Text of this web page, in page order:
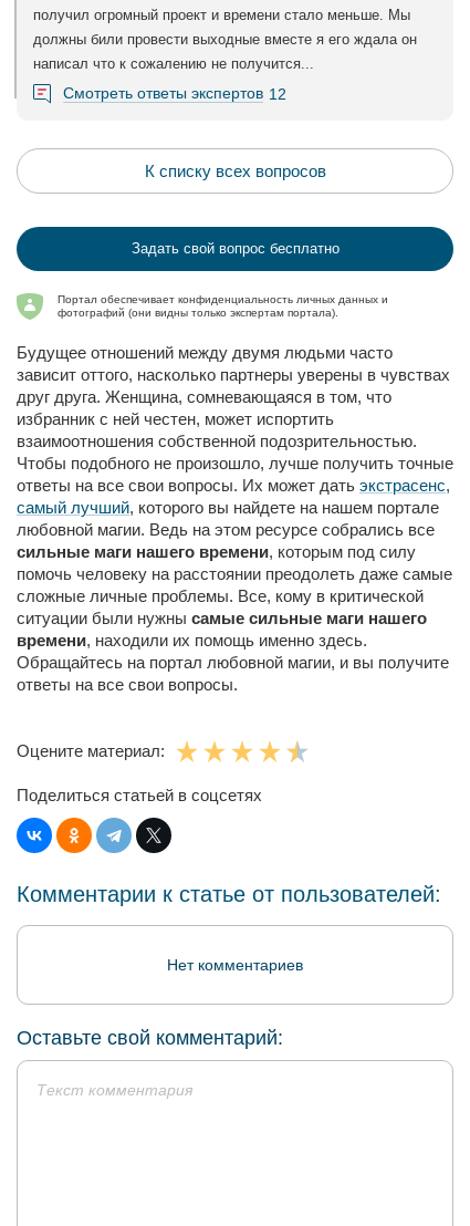
получил огромный проект и времени стало меньше. Мы
должны били провести выходные вместе я его ждала он
написал что к сожалению не получится...
Смотреть ответы экспертов 12
К списку всех вопросов
Задать свой вопрос бесплатно
Портал обеспечивает конфиденциальность личных данных и
фотографий (они видны только экспертам портала).
Будущее отношений между двумя людьми часто
зависит оттого, насколько партнеры уверены в чувствах
друг друга. Женщина, сомневающаяся в том, что
избранник с ней честен, может испортить
взаимоотношения собственной подозрительностью.
Чтобы подобного не произошло, лучше получить точные
ответы на все свои вопросы. Их может дать экстрасенс,
самый лучший, которого вы найдете на нашем портале
любовной магии. Ведь на этом ресурсе собрались все
сильные маги нашего времени, которым под силу
помочь человеку на расстоянии преодолеть даже самые
сложные личные проблемы. Все, кому в критической
ситуации были нужны самые сильные маги нашего
времени, находили их помощь именно здесь.
Обращайтесь на портал любовной магии, и вы получите
ответы на все свои вопросы.
Оцените материал:
Поделиться статьей в соцсетях
Комментарии к статье от пользователей:
Нет комментариев
Оставьте свой комментарий: